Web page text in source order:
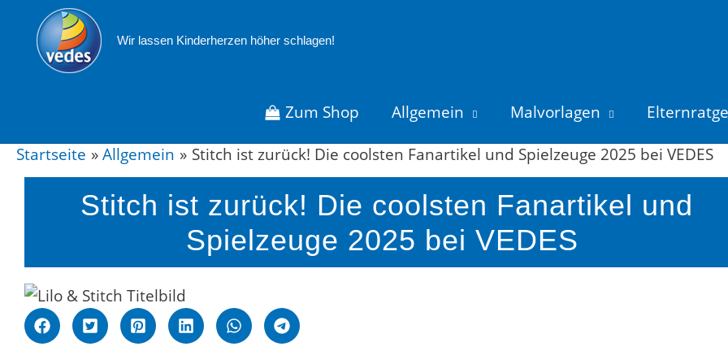
Inhalt
springen
Wir lassen Kinderherzen höher schlagen!
Zum Shop Allgemein Malvorlagen
Startseite
Allgemein Stitch ist zurück! Die coolsten Fanartikel und Spielzeuge 2025 bei VEDES
Stitch ist zurück! Die coolsten Fanartikel und
Spielzeuge 2025 bei VEDES
Post
navigation